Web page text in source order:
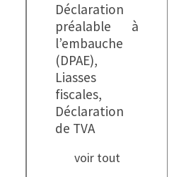
Déclaration
préalable à
l’embauche
(DPAE),
Liasses
fiscales,
Déclaration
de TVA
voir tout